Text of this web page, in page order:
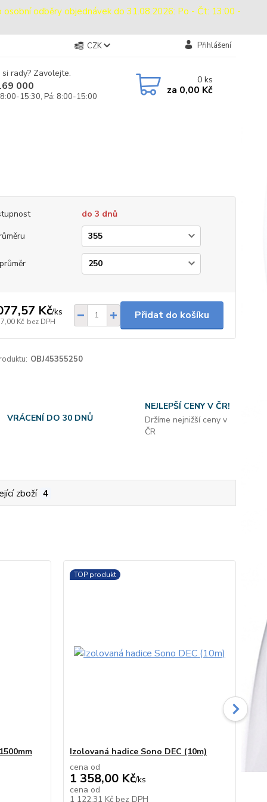
osobní odběry objednávek do 31.08.2026: Po - Čt: 13:00 -
CZK Přihlášení
rady? Zavolejte.
000
15:30, Pá: 8:00-15:00
0ks
za 0,00 Kč
do 3 dnů
Kč/ks
Kč bez DPH
Přidat do košíku
OBJ45355250
VRÁCENÍ DO 30 DNŮ
NEJLEPŠÍ CENY V ČR!
Držíme nejnižší ceny v
ČR
zboží 4
TOP produkt
Izolovaná hadice Sono DEC (10m)
cena od
1 358,00 Kč/ks
cena od
1 122,31 Kč bez DPH